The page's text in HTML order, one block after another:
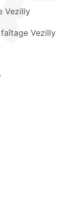
Vezilly
Vezilly